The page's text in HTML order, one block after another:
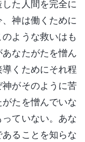
た人間を完全に
神は働くために
ような救いはも
なたがたを憎ん
くためにそれ程
がそのように苦
たを憎んでいな
ていない。あな
ることを知らな